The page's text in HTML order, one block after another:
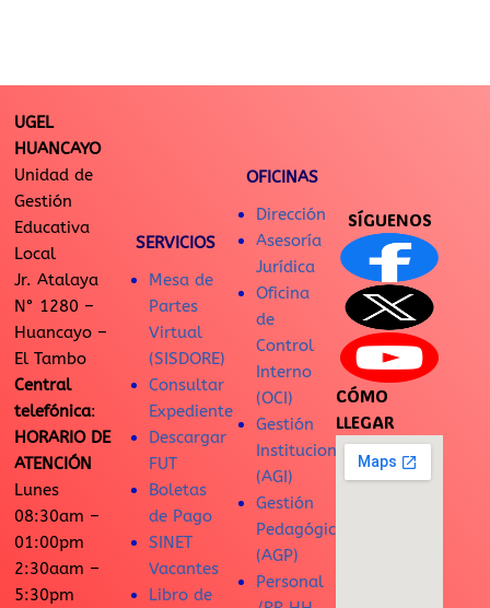
UGEL
HUANCAYO
Unidad de
Gestión
Educativa
Local
Jr. Atalaya
N° 1280 –
Huancayo –
El Tambo
Central
telefónica:
HORARIO DE
ATENCIÓN
Lunes
08:30am –
01:00pm
2:30aam –
5:30pm
SERVICIOS
Mesa de
Partes
Virtual
(SISDORE)
Consultar
Expediente
Descargar
FUT
Boletas
de Pago
SINET
Vacantes
Libro de
OFICINAS
Dirección
Asesoría
Jurídica
Oficina
de
Control
Interno
(OCI)
Gestión
Institucional
(AGI)
Gestión
Pedagógica
(AGP)
Personal
SÍGUENOS
CÓMO
LLEGAR